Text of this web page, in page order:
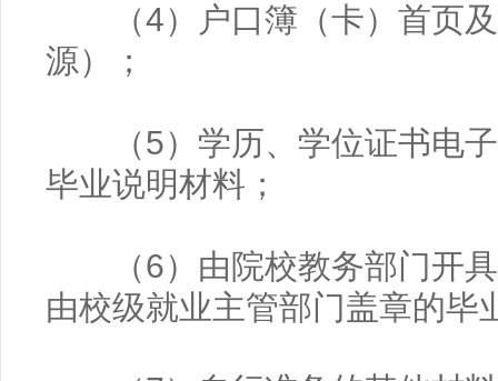
（4）户口簿（卡）首页及
源）；
（5）学历、学位证书电子
毕业说明材料；
（6）由院校教务部门开具
由校级就业主管部门盖章的毕